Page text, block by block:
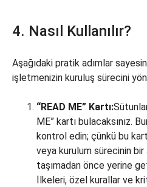
4. Nasıl Kullanılır?
Aşağıdaki pratik adımlar
işletmenizin kuruluş sürecini
“READ ME” Kartı:
ME” kartı bulacaksınız.
kontrol edin; çünkü bu
veya kurulum sürecinin bir
taşımadan önce yerine
İlkeleri, özel kurallar ve